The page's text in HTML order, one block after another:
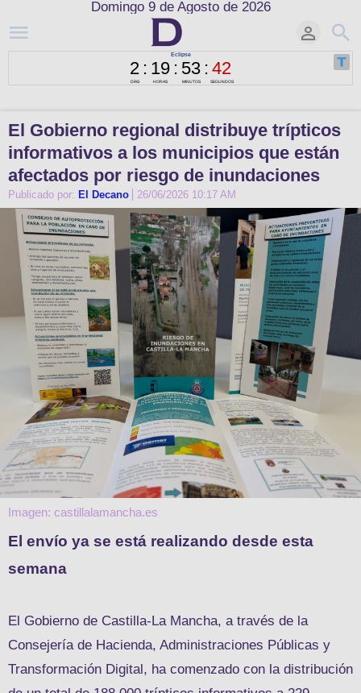
Domingo 9 de Agosto de 2026
El Gobierno regional distribuye trípticos
informativos a los municipios que están
afectados por riesgo de inundaciones
Publicado por: El Decano 26/06/2026 10:17 AM
Imagen: castillalamancha.es
El envío ya se está realizando desde esta
semana
El Gobierno de Castilla-La Mancha, a través de la
Consejería de Hacienda, Administraciones Públicas y
Transformación Digital, ha comenzado con la distribución